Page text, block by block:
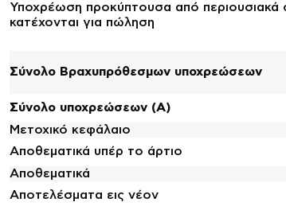
Υποχρέωση προκύπτουσα από περιουσιακά
κατέχονται για πώληση
Σύνολο Βραχυπρόθεσμων υποχρεώσεων
Σύνολο υποχρεώσεων (A)
Μετοχικό κεφάλαιο
Αποθεματικά υπέρ το άρτιο
Αποθεματικά
Αποτελέσματα εις νέον